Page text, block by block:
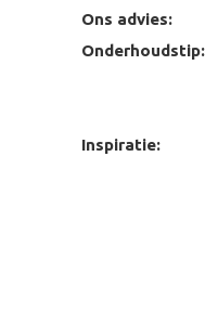
Ons advies:
Onderhoudstip:
Inspiratie: